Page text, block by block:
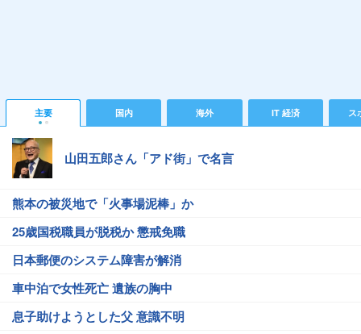
主要 国内 海外 IT 経済 ス
山田五郎さん「アド街」で名言
熊本の被災地で「火事場泥棒」か
25歳国税職員が脱税か 懲戒免職
日本郵便のシステム障害が解消
車中泊で女性死亡 遺族の胸中
息子助けようとした父 意識不明